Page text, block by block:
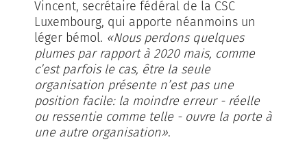
Vincent, secrétaire fédéral de la CSC
Luxembourg, qui apporte néanmoins un
léger bémol. «Nous perdons quelques
plumes par rapport à 2020 mais, comme
c’est parfois le cas, être la seule
organisation présente n’est pas une
position facile: la moindre erreur - réelle
ou ressentie comme telle - ouvre la porte à
une autre organisation».